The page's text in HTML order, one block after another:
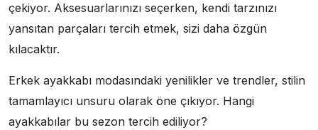
çekiyor. Aksesuarlarınızı seçerken, kendi tarzınızı
yansıtan parçaları tercih etmek, sizi daha özgün
kılacaktır.
Erkek ayakkabı modasındaki yenilikler ve trendler, stilin
tamamlayıcı unsuru olarak öne çıkıyor. Hangi
ayakkabılar bu sezon tercih ediliyor?